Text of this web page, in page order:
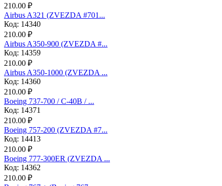
210.00 ₽
Аirbus A321 (ZVEZDA #701...
Код: 14340
210.00 ₽
Airbus A350-900 (ZVEZDA #...
Код: 14359
210.00 ₽
Airbus A350-1000 (ZVEZDA ...
Код: 14360
210.00 ₽
Boeing 737-700 / C-40B / ...
Код: 14371
210.00 ₽
Boeing 757-200 (ZVEZDA #7...
Код: 14413
210.00 ₽
Boeing 777-300ER (ZVEZDA ...
Код: 14362
210.00 ₽